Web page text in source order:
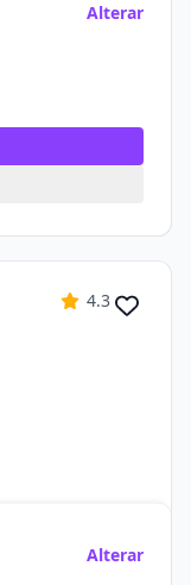
Alterar
4.3
Alterar